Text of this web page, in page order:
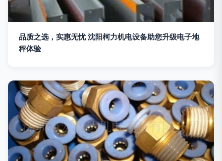
品质之选，实惠无忧 沈阳柯力机电设备助您升级电子地
秤体验